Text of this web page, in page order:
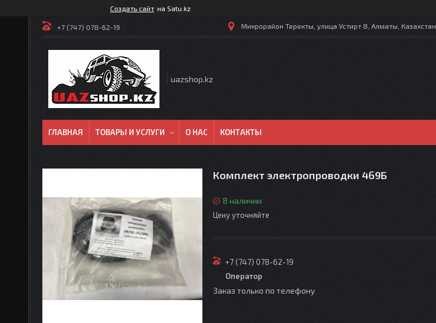
Создать сайт на Satu.kz
+7 (747) 078-62-19 Микрорайон Теректы, улица Устирт 8, Алматы, Казахстан
uazshop.kz
ГЛАВНАЯ ТОВАРЫ И УСЛУГИ О НАС КОНТАКТЫ
Комплект электропроводки 469Б
В наличии
Цену уточняйте
+7 (747) 078-62-19
Оператор
Заказ только по телефону